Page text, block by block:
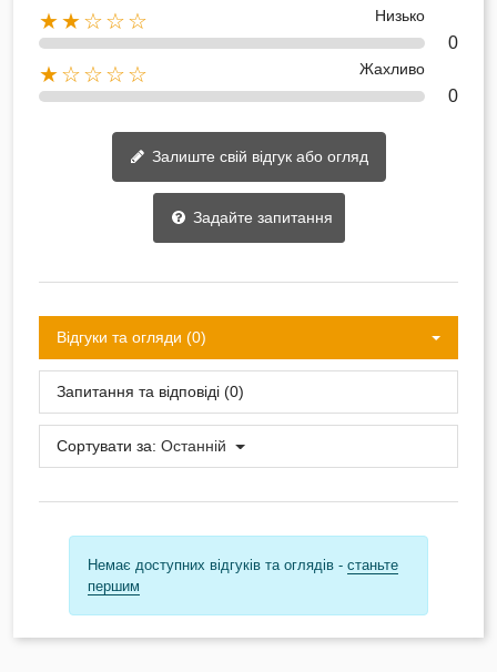
★★☆☆☆ Низько
0
★☆☆☆☆ Жахливо
0
Залиште свій відгук або огляд
Задайте запитання
Відгуки та огляди (0)
Запитання та відповіді (0)
Сортувати за: Останній
Немає доступних відгуків та оглядів - станьте
першим